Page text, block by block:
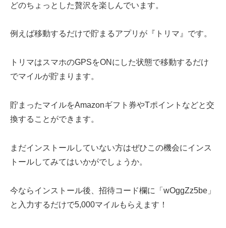
どのちょっとした贅沢を楽しんでいます。
例えば移動するだけで貯まるアプリが『トリマ』です。
トリマはスマホのGPSをONにした状態で移動するだけ
でマイルが貯まります。
貯まったマイルをAmazonギフト券やTポイントなどと交
換することができます。
まだインストールしていない方はぜひこの機会にインス
トールしてみてはいかがでしょうか。
今ならインストール後、招待コード欄に「wOggZz5be」
と入力するだけで5,000マイルもらえます！